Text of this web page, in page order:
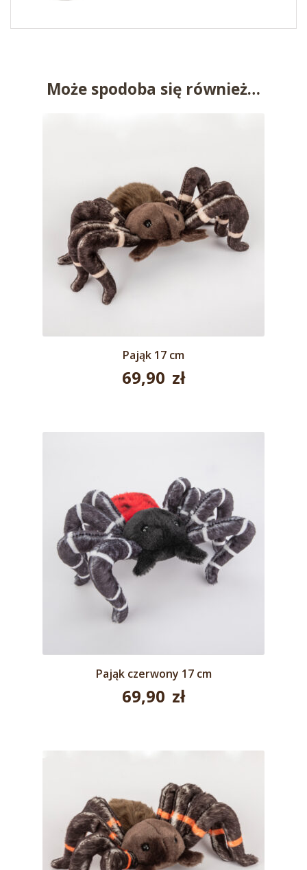
Może spodoba się również…
Pająk 17 cm
69,90 zł
Pająk czerwony 17 cm
69,90 zł